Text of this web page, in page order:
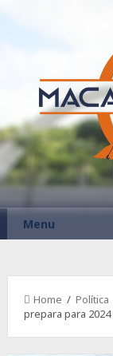
Menu
Home / Política
prepara para 2024